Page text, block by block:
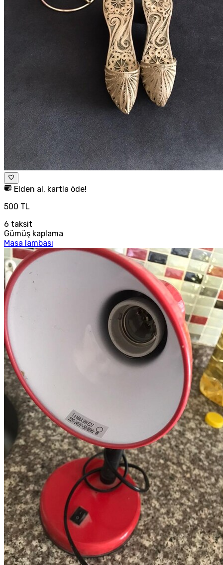
Elden al, kartla öde!
500 TL
6 taksit
Gümüş kaplama
Masa lambası